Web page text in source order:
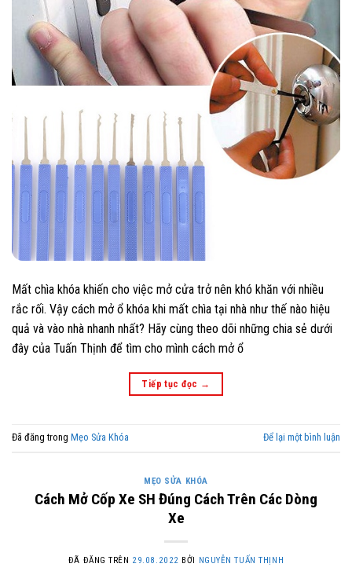
Mất chìa khóa khiến cho việc mở cửa trở nên khó khăn với nhiều
rắc rối. Vậy cách mở ổ khóa khi mất chìa tại nhà như thế nào hiệu
quả và vào nhà nhanh nhất? Hãy cùng theo dõi những chia sẻ dưới
đây của Tuấn Thịnh để tìm cho mình cách mở ổ
Tiếp tục đọc →
Đã đăng trong Mẹo Sửa Khóa Để lại một bình luận
MẸO SỬA KHÓA
Cách Mở Cốp Xe SH Đúng Cách Trên Các Dòng
Xe
ĐÃ ĐĂNG TRÊN 29.08.2022 BỞI NGUYỄN TUẤN THỊNH